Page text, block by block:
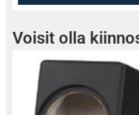
Voisit olla